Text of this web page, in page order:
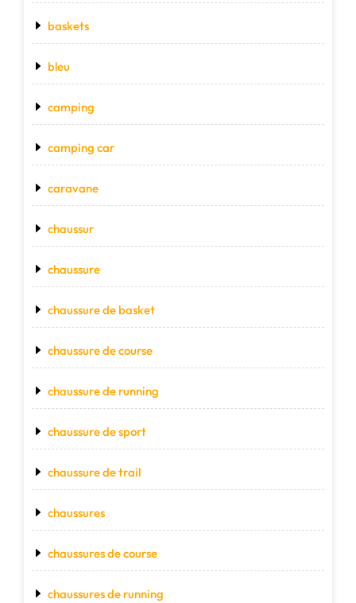
baskets
bleu
camping
camping car
caravane
chaussur
chaussure
chaussure de basket
chaussure de course
chaussure de running
chaussure de sport
chaussure de trail
chaussures
chaussures de course
chaussures de running